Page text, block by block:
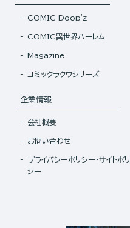
COMIC Doop'z
COMIC異世界ハーレム
Magazine
コミックラクウシリーズ
企業情報
会社概要
お問い合わせ
プライバシーポリシー・サイトポリ
シー